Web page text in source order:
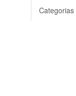
Categorias